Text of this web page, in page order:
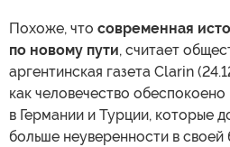
Похоже, что современная
по новому пути, считает
аргентинская газета Clarin
как человечество
в Германии и Турции, которые
больше неуверенности в